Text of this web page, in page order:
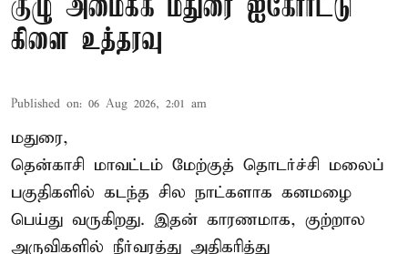
குழு அமைக்க மதுரை ஐகோர்ட்டு
கிளை உத்தரவு
Published on: 06 Aug 2026, 2:01 am
மதுரை,
தென்காசி மாவட்டம் மேற்குத் தொடர்ச்சி மலைப்
பகுதிகளில் கடந்த சில நாட்களாக கனமழை
பெய்து வருகிறது. இதன் காரணமாக, குற்றால
அருவிகளில் நீர்வரத்து அதிகரித்து